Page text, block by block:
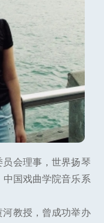
会理事，世界扬琴
国戏曲学院音乐系
教授，曾成功举办